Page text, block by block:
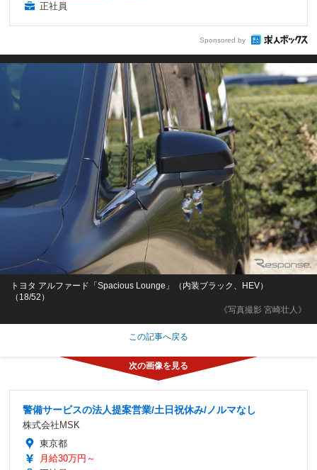
正社員
Sponsored by
《写真撮影 宮崎壮人》
トヨタ アルファード「Spacious Lounge」（内装ブラック、HEV）
（18/52）
この記事へ戻る
警備サービスの法人提案営業/土日祝休み/ノルマなし
株式会社MSK
東京都
月給30万円～